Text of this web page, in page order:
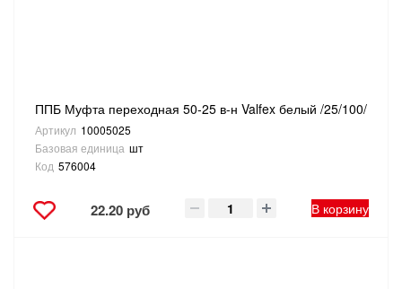
ППБ Муфта переходная 50-25 в-н Valfex белый /25/100/
Артикул 10005025
Базовая единица шт
Код 576004
22.20 руб В корзину